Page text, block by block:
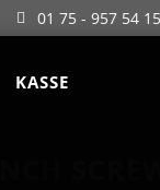
01 75 - 957 54 15
KASSE